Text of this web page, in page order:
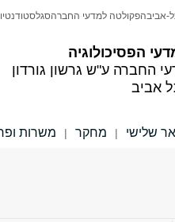
הפסיכולוגיה
החברה ע"ש גרשון גורדון
אביב
אביבהפקולטה למדעי החברהסגל
שלישי | מחקר | משרות